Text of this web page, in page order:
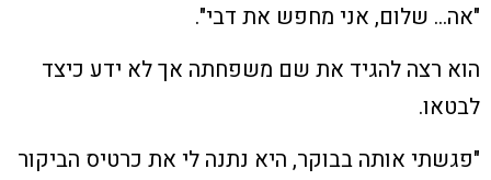
"אה… שלום, אני מחפש את דבי".
הוא רצה להגיד את שם משפחתה אך לא ידע כיצד
לבטאו.
"פגשתי אותה בבוקר, היא נתנה לי את כרטיס הביקור